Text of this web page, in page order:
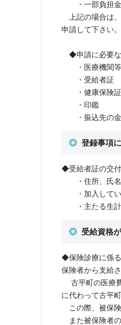
・一部負担金
上記の場合は
申請して下さい。
◆申請に必要
・医療機関等
・受給者証
・健康保険証
・印鑑
・振込先の金
登録事項
◆受給者証の交付
・住所、氏名
・加入してい
・主たる生計
受給資格
◆保険診療に係
保険者から支給
古平町の医療
に代わって古平
この際、被保険
また被保険者の